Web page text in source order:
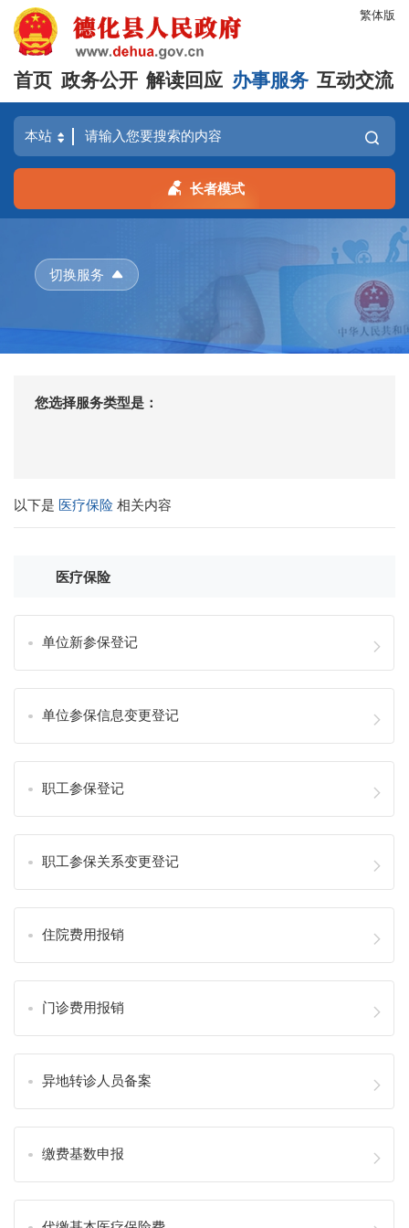
繁体版
首页 政务公开 解读回应 办事服务 互动交流
长者模式
切换服务
您选择服务类型是：
以下是 医疗保险相关内容
医疗保险
单位新参保登记
单位参保信息变更登记
职工参保登记
职工参保关系变更登记
住院费用报销
门诊费用报销
异地转诊人员备案
缴费基数申报